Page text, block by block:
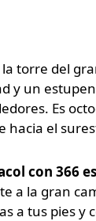
torre del
y un
Es
hacia el
con 366
a la gran
a tus pies y